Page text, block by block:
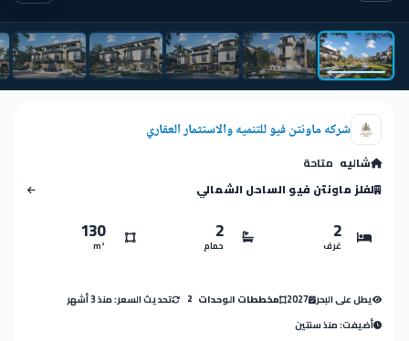
شركه ماونتن فيو للتنميه والاستثمار العقاري
شاليه متاحة
لفلز ماونتن فيو الساحل الشمالي
2
غرف
2
حمام
130
m²
يطل على البحر 2027 مخططات الوحدات 2
تحديث السعر: منذ 3 أشهر
أضيفت: منذ سنتين